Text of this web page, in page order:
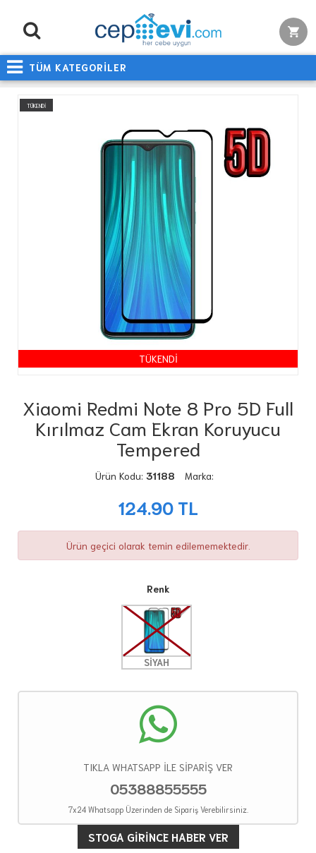
TÜM KATEGORİLER
TÜKENDİ
TÜKENDİ
Xiaomi Redmi Note 8 Pro 5D Full
Kırılmaz Cam Ekran Koruyucu
Tempered
Ürün Kodu: 31188 Marka:
124.90 TL
Ürün geçici olarak temin edilememektedir.
Renk
SİYAH
TIKLA WHATSAPP İLE SİPARİŞ VER
05388855555
7x24 Whatsapp Üzerinden de Sipariş Verebilirsiniz.
STOGA GIRINCE HABER VER